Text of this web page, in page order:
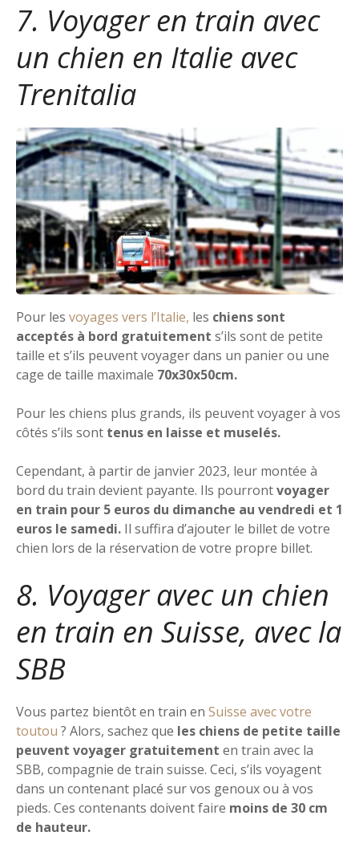
7. Voyager en train avec
un chien en Italie avec
Trenitalia
Pour les voyages vers l’Italie, les chiens sont
acceptés à bord gratuitement s’ils sont de petite
taille et s’ils peuvent voyager dans un panier ou une
cage de taille maximale 70x30x50cm.
Pour les chiens plus grands, ils peuvent voyager à vos
côtés s’ils sont tenus en laisse et muselés.
Cependant, à partir de janvier 2023, leur montée à
bord du train devient payante. Ils pourrontvoyager
en train pour 5 euros du dimanche au vendredi et 1
euros le samedi. Il suffira d’ajouter le billet de votre
chien lors de la réservation de votre propre billet.
8. Voyager avec un chien
en train en Suisse, avec la
SBB
Vous partez bientôt en train en Suisse avec votre
toutou ? Alors, sachez que les chiens de petite taille
peuvent voyager gratuitement en train avec la
SBB, compagnie de train suisse. Ceci, s’ils voyagent
dans un contenant placé sur vos genoux ou à vos
pieds. Ces contenants doivent faire moins de 30 cm
de hauteur.